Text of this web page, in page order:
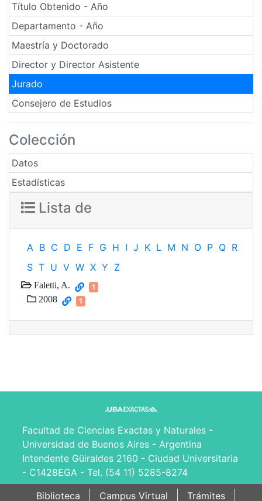
Título Obtenido - Año
Departamento - Año
Maestría y Doctorado
Director y Director Asistente
Jurado
Consejero de Estudios
Colección
Datos
Estadísticas
Lista de
A B C D E F G H I J K L M N O P Q R
S T U V W X Y Z
Faletti, A. 1
2008 1
Facultad de Ciencias Exactas y Naturales -
Universidad de Buenos Aires - Argentina
Intendente Güiraldes 2160 - Ciudad Universitaria
- C1428EGA - Tel. (54 11) 5285-8274
Biblioteca
Campus Virtual Trámites